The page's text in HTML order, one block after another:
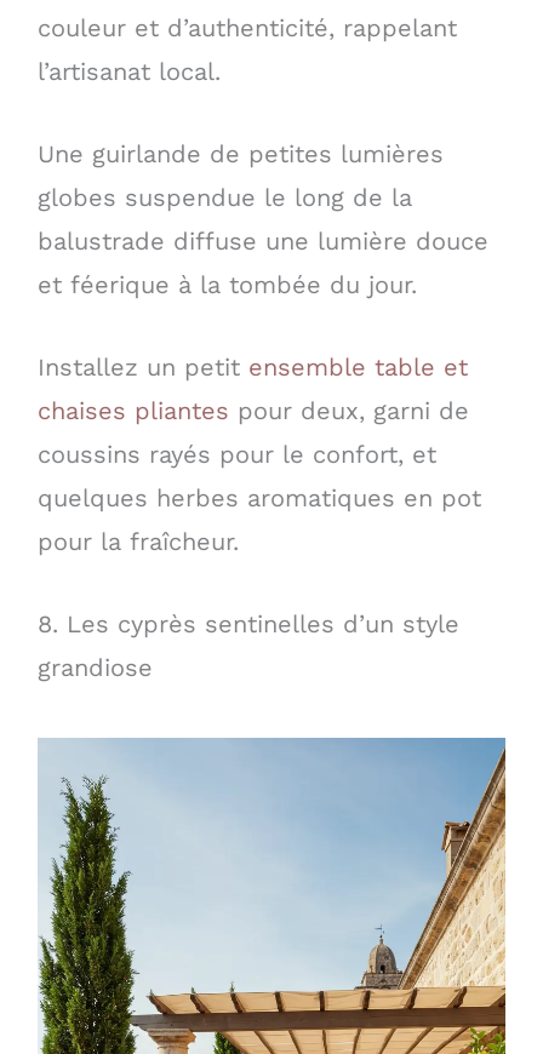
couleur et d’authenticité, rappelant
l’artisanat local.
Une guirlande de petites lumières
globes suspendue le long de la
balustrade diffuse une lumière douce
et féerique à la tombée du jour.
Installez un petit ensemble table et
chaises pliantes pour deux, garni de
coussins rayés pour le confort, et
quelques herbes aromatiques en pot
pour la fraîcheur.
8. Les cyprès sentinelles d’un style
grandiose